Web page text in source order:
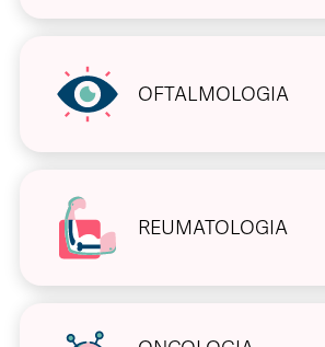
OFTALMOLOGIA
REUMATOLOGIA